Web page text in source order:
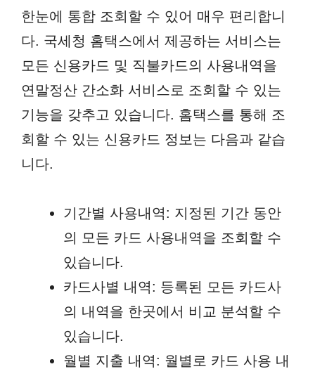
한눈에 통합 조회할 수 있어 매우 편리합니
다. 국세청 홈택스에서 제공하는 서비스는
모든 신용카드 및 직불카드의 사용내역을
연말정산 간소화 서비스로 조회할 수 있는
기능을 갖추고 있습니다. 홈택스를 통해 조
회할 수 있는 신용카드 정보는 다음과 같습
니다.
기간별 사용내역: 지정된 기간 동안
의 모든 카드 사용내역을 조회할 수
있습니다.
카드사별 내역: 등록된 모든 카드사
의 내역을 한곳에서 비교 분석할 수
있습니다.
월별 지출 내역: 월별로 카드 사용 내